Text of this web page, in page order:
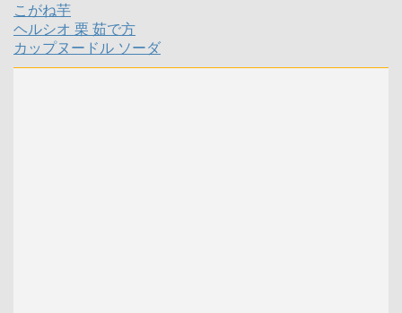
こがね芋
ヘルシオ 栗 茹で方
カップヌードル ソーダ